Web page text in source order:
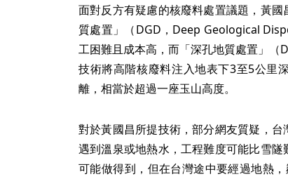
面對反方有疑慮的核廢料處置議題，黃
質處置」（DGD，Deep Geological
工困難且成本高，而「深孔地質處置」
技術將高階核廢料注入地表下3至5公里
離，相當於超過一座玉山高度。
對於黃國昌所提技術，部分網友質疑，
遇到溫泉或地熱水，工程難度可能比雪
可能做得到，但在台灣途中要經過地熱